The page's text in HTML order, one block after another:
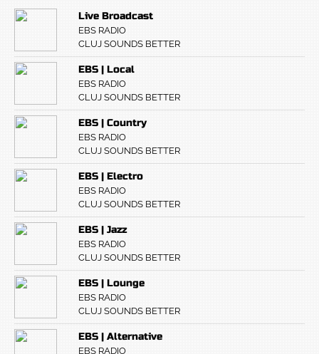
Live Broadcast
EBS RADIO
CLUJ SOUNDS BETTER
EBS | Local
EBS RADIO
CLUJ SOUNDS BETTER
EBS | Country
EBS RADIO
CLUJ SOUNDS BETTER
EBS | Electro
EBS RADIO
CLUJ SOUNDS BETTER
EBS | Jazz
EBS RADIO
CLUJ SOUNDS BETTER
EBS | Lounge
EBS RADIO
CLUJ SOUNDS BETTER
EBS | Alternative
EBS RADIO